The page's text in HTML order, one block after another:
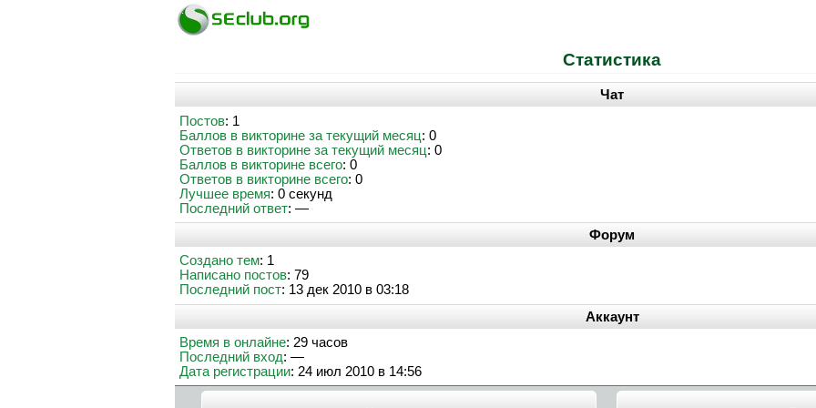
Статистика
Чат
Постов: 1
Баллов в викторине за текущий месяц: 0
Ответов в викторине за текущий месяц: 0
Баллов в викторине всего: 0
Ответов в викторине всего: 0
Лучшее время: 0 секунд
Последний ответ: —
Форум
Создано тем: 1
Написано постов: 79
Последний пост: 13 дек 2010 в 03:18
Аккаунт
Время в онлайне: 29 часов
Последний вход: —
Дата регистрации: 24 июл 2010 в 14:56